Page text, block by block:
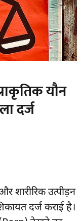
यौन
दर्ज
शारीरिक उत्पीड़न
दर्ज कराई है।